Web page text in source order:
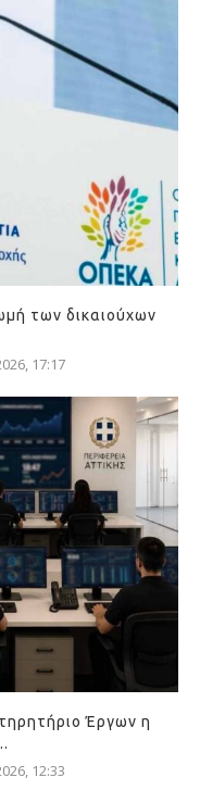
των δικαιούχων
17:17
Έργων η
12:33